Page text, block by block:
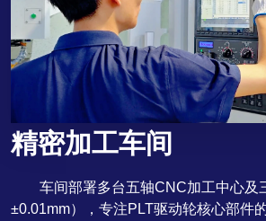
精密加工车间
车间部署多台五轴CNC加工中心及
±0.01mm），专注PLT驱动轮核心部件